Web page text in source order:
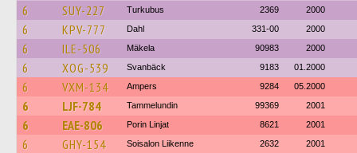
6 SUY-227 Turkubus 2369 2000
6 KPV-777 Dahl 331-00 2000
6 ILE-506 Mäkela 90983 2000
6 XOG-539 Svanbäck 9183 01.2000
6 VXM-134 Ampers 9284 05.2000
6 LJF-784 Tammelundin 99369 2001
6 EAE-806 Porin Linjat 8621 2001
6 GHY-154 Soisalon Liikenne 2632 2001